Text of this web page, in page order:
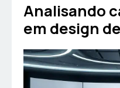
Analisando
em design